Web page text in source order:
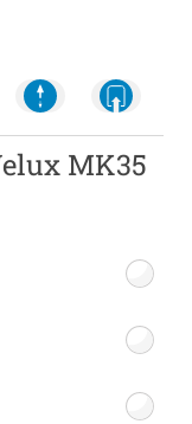
MK35